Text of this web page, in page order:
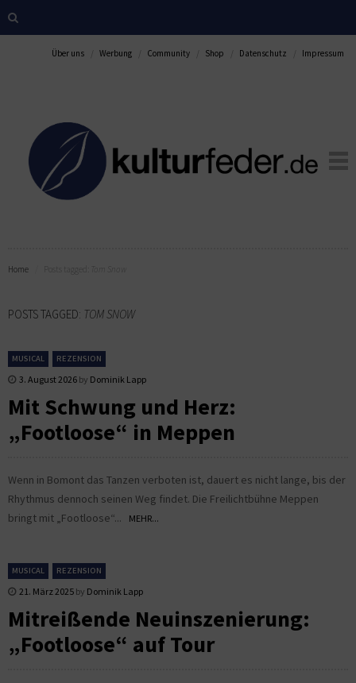
Über uns Werbung Community Shop Datenschutz Impressum
Home
POSTS TAGGED: TOM SNOW
MUSICAL REZENSION
3. August 2026 by Dominik Lapp
Mit Schwung und Herz:
„Footloose“ in Meppen
Wenn in Bomont das Tanzen verboten ist, dauert es nicht lange, bis der
Rhythmus dennoch seinen Weg findet. Die Freilichtbühne Meppen
bringt mit „Footloose“...
MEHR...
MUSICAL REZENSION
21. März 2025 by Dominik Lapp
Mitreißende Neuinszenierung:
„Footloose“ auf Tour